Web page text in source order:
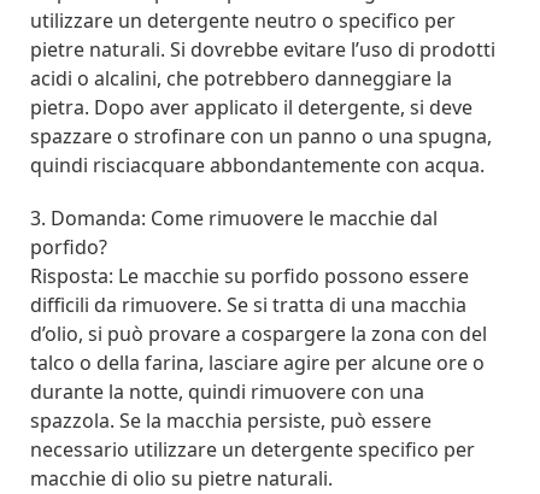
utilizzare un detergente neutro o specifico per
pietre naturali. Si dovrebbe evitare l’uso di prodotti
acidi o alcalini, che potrebbero danneggiare la
pietra. Dopo aver applicato il detergente, si deve
spazzare o strofinare con un panno o una spugna,
quindi risciacquare abbondantemente con acqua.
3. Domanda: Come rimuovere le macchie dal
porfido?
Risposta: Le macchie su porfido possono essere
difficili da rimuovere. Se si tratta di una macchia
d’olio, si può provare a cospargere la zona con del
talco o della farina, lasciare agire per alcune ore o
durante la notte, quindi rimuovere con una
spazzola. Se la macchia persiste, può essere
necessario utilizzare un detergente specifico per
macchie di olio su pietre naturali.